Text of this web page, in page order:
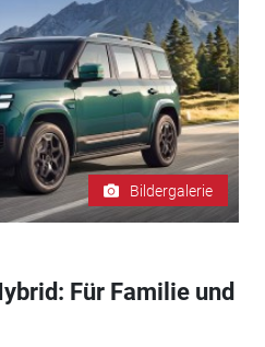
Bildergalerie
Für Familie und